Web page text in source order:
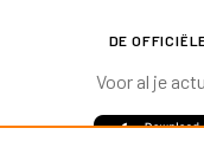
DE
Voor al je